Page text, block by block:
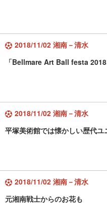
2018/11/02 湘南－清水
「Bellmare Art Ball festa
2018/11/02 湘南－清水
平塚美術館では懐かしい歴代ユ
2018/11/02 湘南－清水
元湘南戦士からのお花も